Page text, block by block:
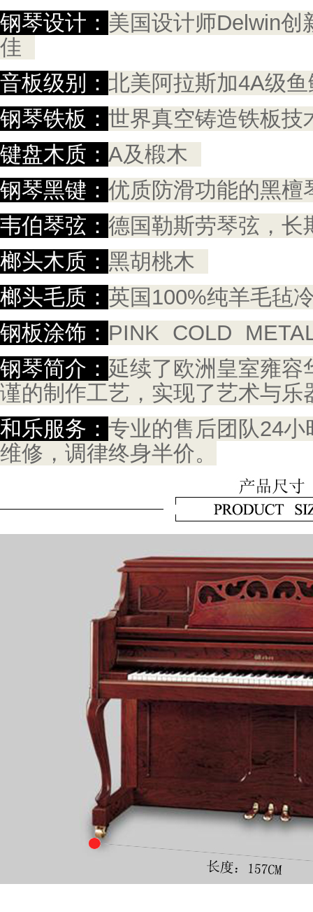
钢琴设计： 美国设计师Delwin创
佳
音板级别： 北美阿拉斯加4A级
钢琴铁板： 世界真空铸造铁板
键盘木质： A及椴木
钢琴黑键： 优质防滑功能的黑
韦伯琴弦： 德国勒斯劳琴弦，长
榔头木质： 黑胡桃木
榔头毛质： 英国100%纯羊毛毡
钢板涂饰： PINK COLD
钢琴简介： 延续了欧洲皇室雍容
谨的制作工艺，实现了艺术与乐
和乐服务： 专业的售后团队24
维修，调律终身半价。